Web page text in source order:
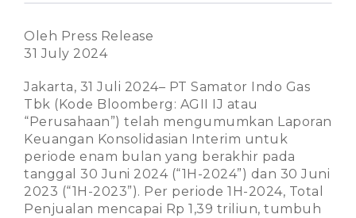
Oleh Press Release
31 July 2024
Jakarta, 31 Juli 2024– PT Samator Indo Gas
Tbk (Kode Bloomberg: AGII IJ atau
“Perusahaan”) telah mengumumkan Laporan
Keuangan Konsolidasian Interim untuk
periode enam bulan yang berakhir pada
tanggal 30 Juni 2024 (“1H-2024”) dan 30 Juni
2023 (“1H-2023”). Per periode 1H-2024, Total
Penjualan mencapai Rp 1,39 triliun, tumbuh